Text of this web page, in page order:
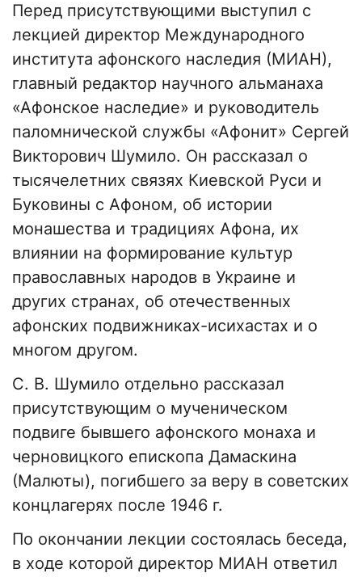
Перед присутствующими выступил с
лекцией директор Международного
института афонского наследия (МИАН),
главный редактор научного альманаха
«Афонское наследие» и руководитель
паломнической службы «Афонит» Сергей
Викторович Шумило. Он рассказал о
тысячелетних связях Киевской Руси и
Буковины с Афоном, об истории
монашества и традициях Афона, их
влиянии на формирование культур
православных народов в Украине и
других странах, об отечественных
афонских подвижниках-исихастах и о
многом другом.
С. В. Шумило отдельно рассказал
присутствующим о мученическом
подвиге бывшего афонского монаха и
черновицкого епископа Дамаскина
(Малюты), погибшего за веру в советских
концлагерях после 1946 г.
По окончании лекции состоялась беседа,
в ходе которой директор МИАН ответил